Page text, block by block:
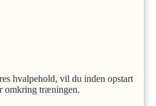
hvalpehold, vil du inden opstart
omkring træningen.